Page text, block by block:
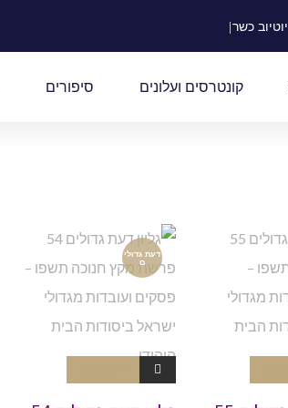
יוטיוב כשר|
קונטרסים ועלונים סיפורים
דעת גדולי
ם